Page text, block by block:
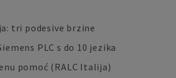
tri podesive brzine
PLC s do 10 jezika
pomoć (RALC Italija)